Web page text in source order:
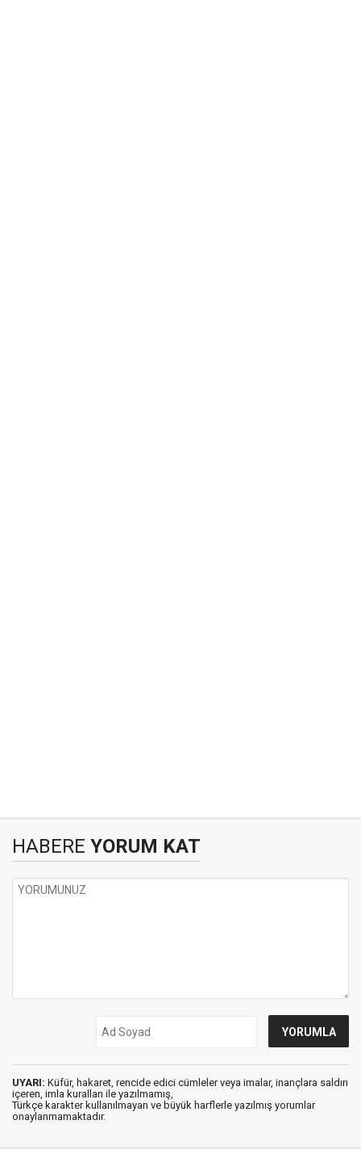
HABERE YORUM KAT
UYARI: Küfür, hakaret, rencide edici cümleler veya imalar, inançlara saldırı
içeren, imla kuralları ile yazılmamış,
Türkçe karakter kullanılmayan ve büyük harflerle yazılmış yorumlar
onaylanmamaktadır.